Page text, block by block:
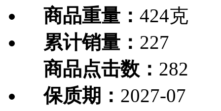
商品重量： 424克
累计销量： 227
商品点击数： 282
保质期： 2027-07